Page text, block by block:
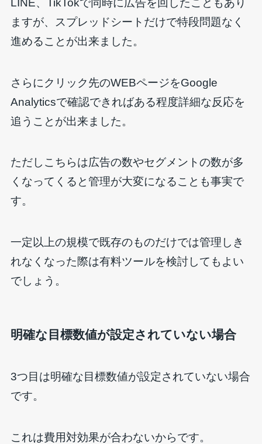
LINE、TikTokで同時に広告を回したこともあり
ますが、スプレッドシートだけで特段問題なく
進めることが出来ました。
さらにクリック先のWEBページをGoogle
Analyticsで確認できればある程度詳細な反応を
追うことが出来ました。
ただしこちらは広告の数やセグメントの数が多
くなってくると管理が大変になることも事実で
す。
一定以上の規模で既存のものだけでは管理しき
れなくなった際は有料ツールを検討してもよい
でしょう。
明確な目標数値が設定されていない場合
3つ目は明確な目標数値が設定されていない場合
です。
これは費用対効果が合わないからです。